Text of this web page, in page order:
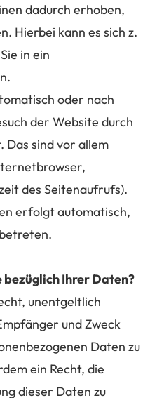
dadurch erhoben,
Hierbei kann es sich z.
in ein
oder nach
der Website durch
Das sind vor allem
des Seitenaufrufs).
erfolgt automatisch,
bezüglich Ihrer Daten?
unentgeltlich
und Zweck
Daten zu
ein Recht, die
dieser Daten zu